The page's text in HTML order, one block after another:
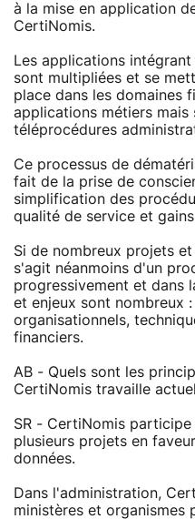
à la mise en application
CertiNomis.
Les applications
sont multipliées et se
place dans les domaines
applications métiers
téléprocédures
Ce processus de
fait de la prise de
simplification des
qualité de service et
Si de nombreux projets
s'agit néanmoins d'un
progressivement et dans
et enjeux sont nombreux
organisationnels,
financiers.
AB - Quels sont les
CertiNomis travaille
SR - CertiNomis
plusieurs projets en
données.
Dans l'administration,
ministères et organismes